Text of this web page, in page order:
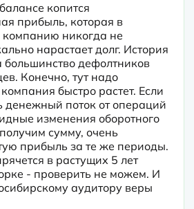
копится
прибыль, которая в
никогда не
нарастает долг. История
дефолтников
Конечно, тут надо
быстро растет. Если
денежный поток от операций
изменения оборотного
сумму, очень
прибыль за те же периоды.
в растущих 5 лет
- проверить не можем. И
аудитору веры